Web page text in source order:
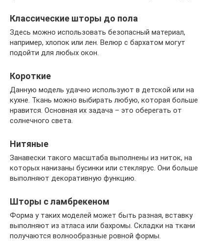
Классические шторы до пола
Здесь можно использовать безопасный материал,
например, хлопок или лен. Велюр с бархатом могут
подойти для любых окон.
Короткие
Данную модель удачно используют в детской или на
кухне. Ткань можно выбирать любую, которая больше
нравится. Основная их задача – это оберегать от
солнечного света.
Нитяные
Занавески такого масштаба выполнены из ниток, на
которых нанизаны бусинки или стеклярус. Они больше
выполняют декоративную функцию.
Шторы с ламбрекеном
Форма у таких моделей может быть разная, вставку
выполняют из атласа или бахромы. Складки на ткани
получаются волнообразные ровной формы.